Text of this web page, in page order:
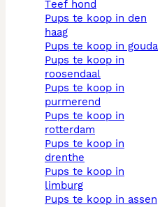
teef hond
pups te koop in den
haag
pups te koop in gouda
pups te koop in
roosendaal
pups te koop in
purmerend
pups te koop in
rotterdam
pups te koop in
drenthe
pups te koop in
limburg
pups te koop in assen